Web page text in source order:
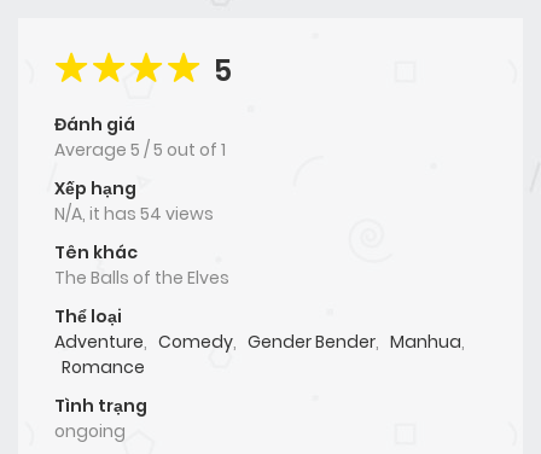
5
Đánh giá
Average 5 /5 out of 1
Xếp hạng
N/A, it has 54 views
Tên khác
The Balls of the Elves
Thể loại
Adventure, Comedy, Gender Bender, Manhua,
Romance
Tình trạng
ongoing